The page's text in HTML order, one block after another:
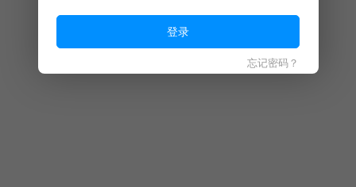
登录
忘记密码？